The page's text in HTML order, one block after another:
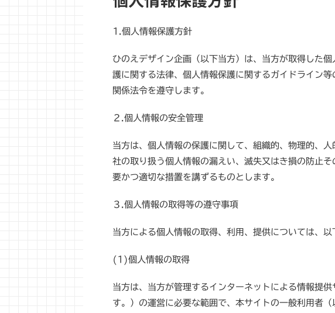
1.個人情報保護方針
ひのえデザイン企画（以下当方）は、当方が取得した
護に関する法律、個人情報保護に関するガイドライン
関係法令を遵守します。
２.個人情報の安全管理
当方は、個人情報の保護に関して、組織的、物理的、
社の取り扱う個人情報の漏えい、滅失又はき損の防止
要かつ適切な措置を講ずるものとします。
３.個人情報の取得等の遵守事項
当方による個人情報の取得、利用、提供については、以
(1)個人情報の取得
当方は、当方が管理するインターネットによる情報提
す。）の運営に必要な範囲で、本サイトの一般利用者